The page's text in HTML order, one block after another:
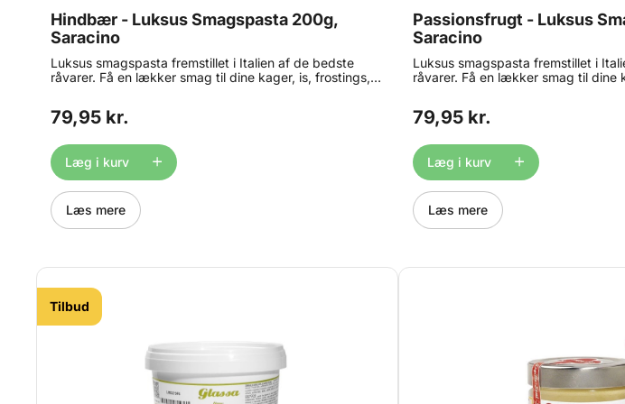
Hindbær - Luksus Smagspasta 200g,
Saracino
Luksus smagspasta fremstillet i Italien af de bedste
råvarer. Få en lækker smag til dine kager, is, frostings,
og tåler naturligvis også en tur i fryseren. Anbefalet
Indhold: 200 g.
79,95 kr.
Læg i kurv
Læs mere
Passionsfrugt - Luksus
Saracino
Luksus smagspasta fremstillet i
råvarer. Få en lækker smag til dine
og tåler naturligvis også en tur i
Indhold: 200 g.
79,95 kr.
Læg i kurv
Læs mere
Tilbud